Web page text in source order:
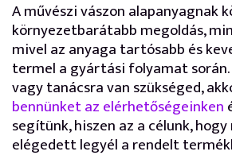
A művészi vászon alapanyagnak
környezetbarátabb megoldás,
mivel az anyaga tartósabb és
termel a gyártási folyamat
vagy tanácsra van szükséged,
bennünket az elérhetőségeinken
segítünk, hiszen az a célunk,
elégedett legyél a rendelt